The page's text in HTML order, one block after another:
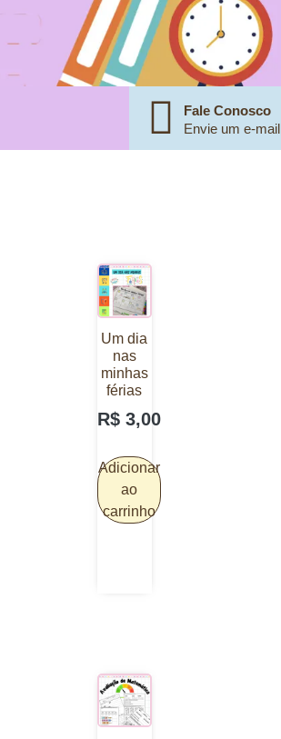
Fale Conosco
Envie um e-mail
Um dia
nas
minhas
férias
R$ 3,00
Adicionar
ao
carrinho